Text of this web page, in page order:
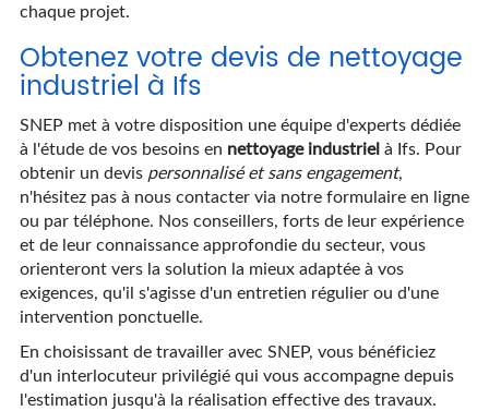
chaque projet.
Obtenez votre devis de nettoyage
industriel à Ifs
SNEP met à votre disposition une équipe d'experts dédiée
à l'étude de vos besoins en nettoyage industrielà Ifs. Pour
obtenir un devis personnalisé et sans engagement,
n'hésitez pas à nous contacter via notre formulaire en ligne
ou par téléphone. Nos conseillers, forts de leur expérience
et de leur connaissance approfondie du secteur, vous
orienteront vers la solution la mieux adaptée à vos
exigences, qu'il s'agisse d'un entretien régulier ou d'une
intervention ponctuelle.
En choisissant de travailler avec SNEP, vous bénéficiez
d'un interlocuteur privilégié qui vous accompagne depuis
l'estimation jusqu'à la réalisation effective des travaux.